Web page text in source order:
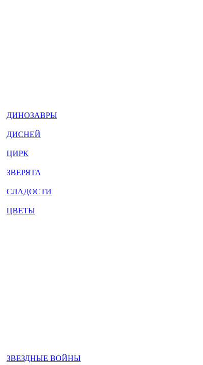
ДИНОЗАВРЫ
ДИСНЕЙ
ЦИРК
ЗВЕРЯТА
СЛАДОСТИ
ЦВЕТЫ
ЗВЕЗДНЫЕ ВОЙНЫ